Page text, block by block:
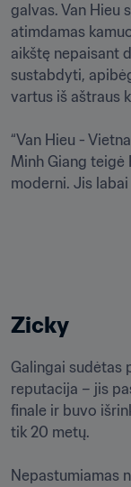
galvas. Van Hieu
atimdamas
aikštę nepaisant
sustabdyti,
vartus iš aštraus
“Van Hieu -
Minh Giang teigė
moderni. Jis
Zicky
Galingai sudėtas
reputacija – jis
finale ir buvo
tik 20 metų.
Nepastumiamas